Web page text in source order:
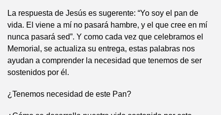
La respuesta de Jesús es sugerente: “Yo soy el pan de
vida. El viene a mí no pasará hambre, y el que cree en mí
nunca pasará sed”. Y como cada vez que celebramos el
Memorial, se actualiza su entrega, estas palabras nos
ayudan a comprender la necesidad que tenemos de ser
sostenidos por él.
¿Tenemos necesidad de este Pan?